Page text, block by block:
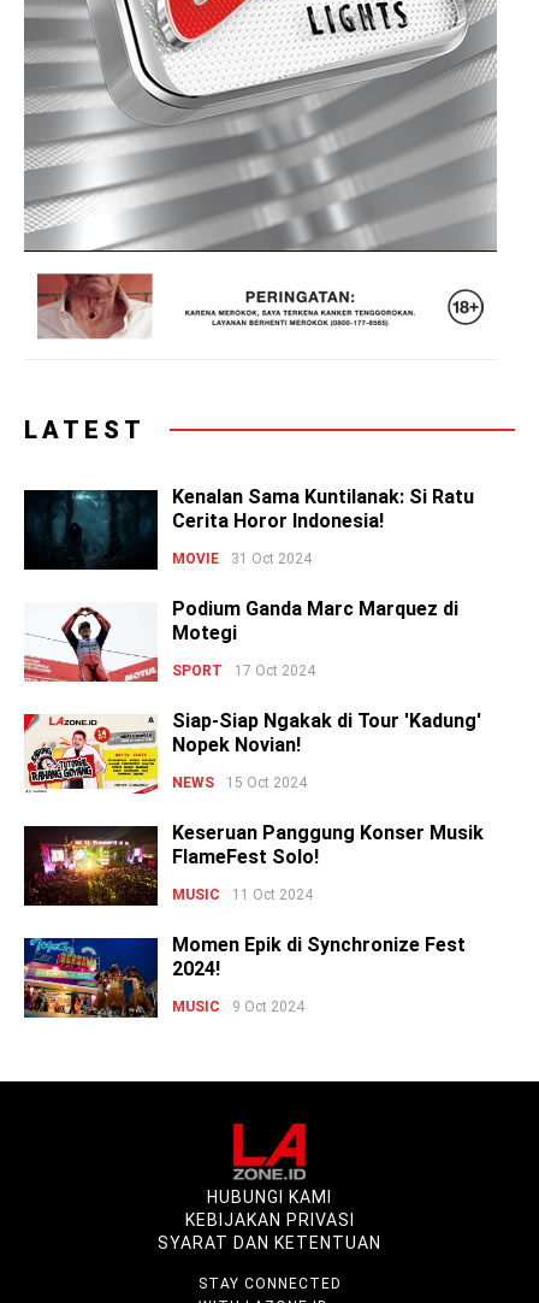
LATEST
Kenalan Sama Kuntilanak: Si Ratu
Cerita Horor Indonesia!
MOVIE 31 Oct 2024
Podium Ganda Marc Marquez di
Motegi
SPORT 17 Oct 2024
Siap-Siap Ngakak di Tour 'Kadung'
Nopek Novian!
NEWS 15 Oct 2024
Keseruan Panggung Konser Musik
FlameFest Solo!
MUSIC 11 Oct 2024
Momen Epik di Synchronize Fest
2024!
MUSIC 9 Oct 2024
HUBUNGI KAMI
KEBIJAKAN PRIVASI
SYARAT DAN KETENTUAN
STAY CONNECTED